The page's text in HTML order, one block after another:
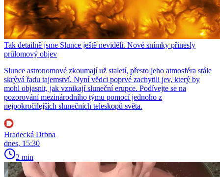
Tak detailně jsme Slunce ještě neviděli. Nové snímky přinesly
průlomový objev
Slunce astronomové zkoumají už staletí, přesto jeho atmosféra stále
skrývá řadu tajemství. Nyní vědci poprvé zachytili jev, který by
mohl objasnit, jak vznikají sluneční erupce. Podívejte se na
pozorování mezinárodního týmu pomocí jednoho z
nejpokročilejších slunečních teleskopů světa.
Hradecká Drbna
dnes, 15:30
2 min